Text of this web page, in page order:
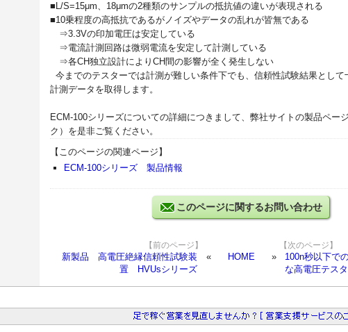
■L/S=15μm、18μmの2種類のサンプルの抵抗値の違いが表現される
■10乗程度の高抵抗であるがノイズやデータの乱れが皆無である
⇒3.3Vの印加電圧は安定している
⇒電流計測回路は微弱電流を安定して計測している
⇒各CH独立設計によりCH間の影響が全く発生しない
今までのテスターでは計測が難しい条件下でも、信頼性試験結果として
計測データを取得します。
ECM-100シリーズについての詳細につきまして、弊社サイトの製品ペー
ク）を是非ご覧ください。
【このページの関連ページ】
ECM-100シリーズ 製品情報
このページに関するお問い合わせ
【前のページ】
新製品 高電圧絶縁信頼性試験装
置 HVUsシリーズ
HOME
【次のページ】
100n秒以下で
な高電圧テス